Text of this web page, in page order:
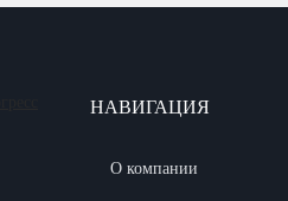
НАВИГАЦИЯ
О компании